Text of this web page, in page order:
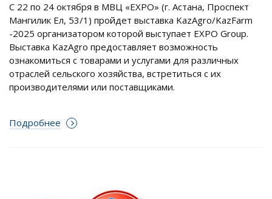
С 22 по 24 октября в МВЦ «EXPO» (г. Астана, Проспект
Мангилик Ел, 53/1) пройдет выставка KazAgro/KazFarm
-2025 организатором которой выступает EXPO Group.
Выставка KazAgro предоставляет возможность
ознакомиться с товарами и услугами для различных
отраслей сельского хозяйства, встретиться с их
производителями или поставщиками.
Подробнее